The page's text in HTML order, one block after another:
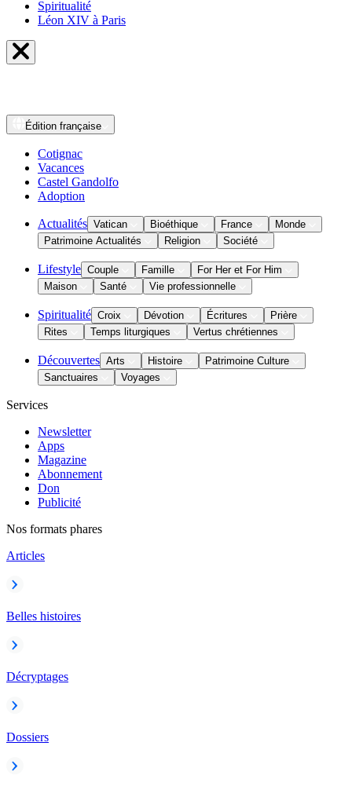
Spiritualité
Léon XIV à Paris
Édition française
Cotignac
Vacances
Castel Gandolfo
Adoption
Actualités Vatican Bioéthique France
Monde
Patrimoine Actualités
Religion Société
Lifestyle Couple Famille
For Her et For Him
Maison
Santé Vie professionnelle
Spiritualité Croix Dévotion Écritures
Prière
Rites
Temps liturgiques Vertus chrétiennes
Découvertes Arts Histoire
Patrimoine Culture
Sanctuaires
Voyages
Services
Newsletter
Apps
Magazine
Abonnement
Don
Publicité
Nos formats phares
Articles
Belles histoires
Décryptages
Dossiers